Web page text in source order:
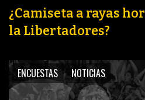
¿Camiseta a rayas
la Libertadores?
ENCUESTAS NOTICIAS